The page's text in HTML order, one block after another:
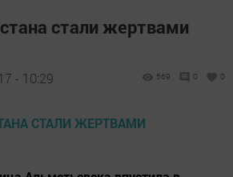
стали жертвами
- 10:29 569 0 0